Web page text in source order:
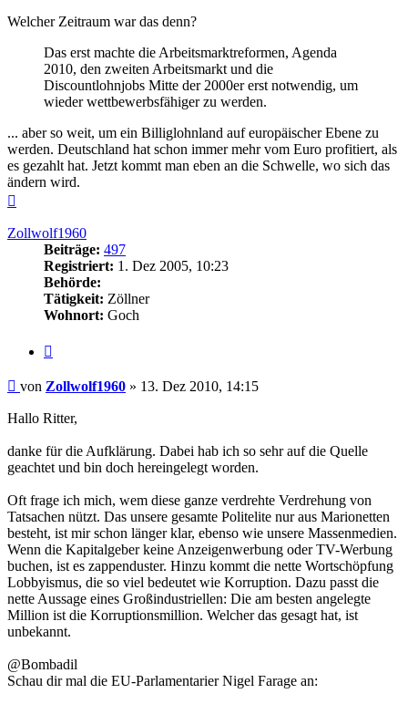
Welcher Zeitraum war das denn?
Das erst machte die Arbeitsmarktreformen, Agenda
2010, den zweiten Arbeitsmarkt und die
Discountlohnjobs Mitte der 2000er erst notwendig, um
wieder wettbewerbsfähiger zu werden.
... aber so weit, um ein Billiglohnland auf europäischer Ebene zu
werden. Deutschland hat schon immer mehr vom Euro profitiert, als
es gezahlt hat. Jetzt kommt man eben an die Schwelle, wo sich das
ändern wird.
Zollwolf1960
Beiträge: 497
Registriert: 1. Dez 2005, 10:23
Behörde:
Tätigkeit: Zöllner
Wohnort: Goch
Beitrag
von Zollwolf1960 » 13. Dez 2010, 14:15
Hallo Ritter,
danke für die Aufklärung. Dabei hab ich so sehr auf die Quelle
geachtet und bin doch hereingelegt worden.
Oft frage ich mich, wem diese ganze verdrehte Verdrehung von
Tatsachen nützt. Das unsere gesamte Politelite nur aus Marionetten
besteht, ist mir schon länger klar, ebenso wie unsere Massenmedien.
Wenn die Kapitalgeber keine Anzeigenwerbung oder TV-Werbung
buchen, ist es zappenduster. Hinzu kommt die nette Wortschöpfung
Lobbyismus, die so viel bedeutet wie Korruption. Dazu passt die
nette Aussage eines Großindustriellen: Die am besten angelegte
Million ist die Korruptionsmillion. Welcher das gesagt hat, ist
unbekannt.
@Bombadil
Schau dir mal die EU-Parlamentarier Nigel Farage an: